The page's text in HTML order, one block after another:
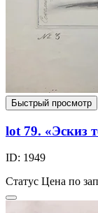
Быстрый просмотр
lot 79. «Эскиз
ID: 1949
Статус Цена по